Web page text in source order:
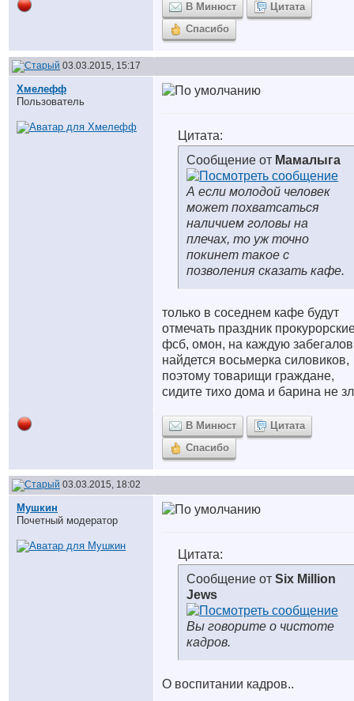
В Минюст
Цитата
Спасибо
03.03.2015, 15:17
Хмелефф
Пользователь
Цитата:
Сообщение от Мамалыга
А если молодой человек
может похватсаться
наличием головы на
плечах, то уж точно
покинет такое с
позволения сказать кафе.
только в соседнем кафе будут
отмечать праздник
фсб, омон, на каждую
найдется восьмерка силовиков,
поэтому товарищи граждане,
сидите тихо дома и барина не
В Минюст
Цитата
Спасибо
03.03.2015, 18:02
Мушкин
Почетный модератор
Цитата:
Сообщение от Six Million
Jews
Вы говорите о чистоте
кадров.
О воспитании кадров..